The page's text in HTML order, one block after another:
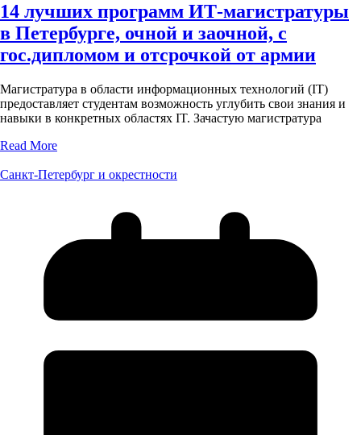
14 лучших программ ИТ-магистратуры
в Петербурге, очной и заочной, с
гос.дипломом и отсрочкой от армии
Магистратура в области информационных технологий (IT)
предоставляет студентам возможность углубить свои знания и
навыки в конкретных областях IT. Зачастую магистратура
Read More
Санкт-Петербург и окрестности